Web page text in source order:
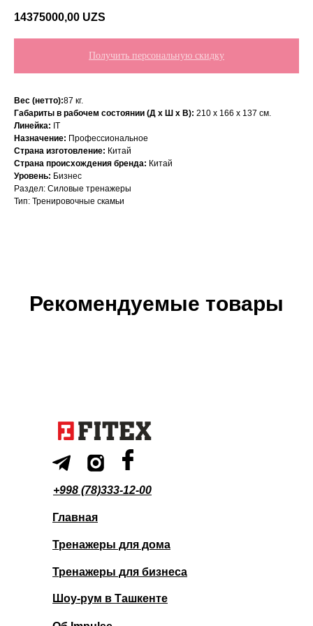
14375000,00 UZS
Получить персональную скидку
Вес (нетто):87 кг.
Габариты в рабочем состоянии (Д х Ш х В): 210 х 166 х 137 см.
Линейка: IT
Назначение: Профессиональное
Страна изготовление: Китай
Страна происхождения бренда: Китай
Уровень: Бизнес
Раздел: Силовые тренажеры
Тип: Тренировочные скамьи
Рекомендуемые товары
+998 (78)333-12-00
Главная
Тренажеры для дома
Тренажеры для бизнеса
Шоу-рум в Ташкенте